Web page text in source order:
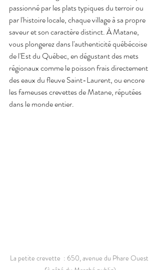
passionné par les plats typiques du terroir ou
par l'histoire locale, chaque village à sa propre
saveur et son caractère distinct. À Matane,
vous plongerez dans l'authenticité québécoise
de l'Est du Québec, en dégustant des mets
régionaux comme le poisson frais directement
des eaux du fleuve Saint-Laurent, ou encore
les fameuses crevettes de Matane, réputées
dans le monde entier.
La petite crevette  : 650, avenue du Phare Ouest